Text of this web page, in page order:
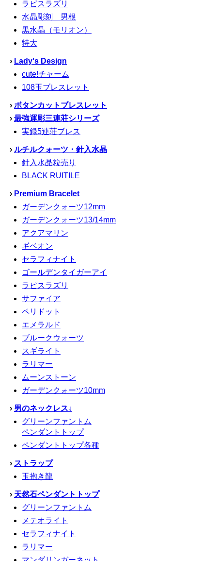
ラピスラズリ
水晶彫刻 男根
黒水晶（モリオン）
特大
› Lady's Design
cute!チャーム
108玉ブレスレット
› ボタンカットブレスレット
› 最強運彫三連荘シリーズ
実録5連荘ブレス
› ルチルクォーツ・針入水晶
針入水晶粒売り
BLACK RUITILE
› Premium Bracelet
ガーデンクォーツ12mm
ガーデンクォーツ13/14mm
アクアマリン
ギベオン
セラフィナイト
ゴールデンタイガーアイ
ラピスラズリ
サファイア
ペリドット
エメラルド
ブルークウォーツ
スギライト
ラリマー
ムーンストーン
ガーデンクォーツ10mm
› 男のネックレス↓
グリーンファントム
ペンダントトップ
ペンダントトップ各種
› ストラップ
玉抱き龍
› 天然石ペンダントトップ
グリーンファントム
メテオライト
セラフィナイト
ラリマー